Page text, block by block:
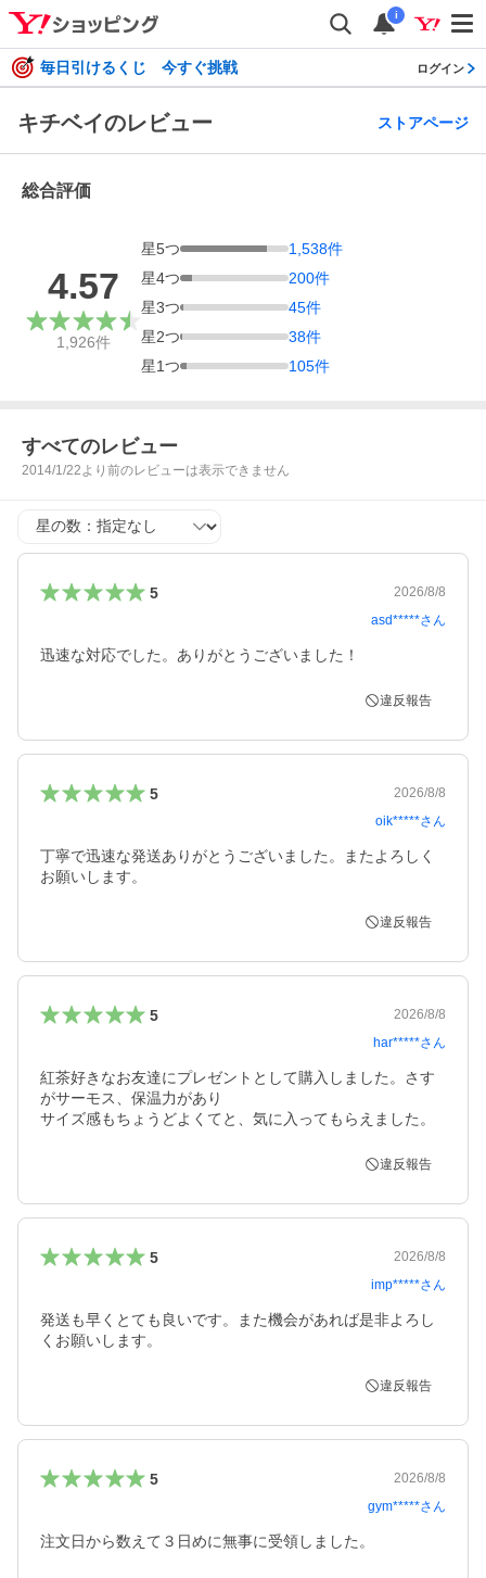
i
毎日引けるくじ 今すぐ挑戦 ログイン
キチベイのレビュー ストアページ
総合評価
4.57
1,926件
星5つ 1,538件
星4つ 200件
星3つ 45件
星2つ 38件
星1つ 105件
すべてのレビュー
2014/1/22より前のレビューは表示できません
星の数
5
2026/8/8
asd*****さん
迅速な対応でした。ありがとうございました！
違反報告
5
2026/8/8
oik*****さん
丁寧で迅速な発送ありがとうございました。またよろしく
お願いします。
違反報告
5
2026/8/8
har*****さん
紅茶好きなお友達にプレゼントとして購入しました。さす
がサーモス、保温力があり
違反報告
5
2026/8/8
imp*****さん
発送も早くとても良いです。また機会があれば是非よろし
くお願いします。
違反報告
5
2026/8/8
gym*****さん
注文日から数えて３日めに無事に受領しました。